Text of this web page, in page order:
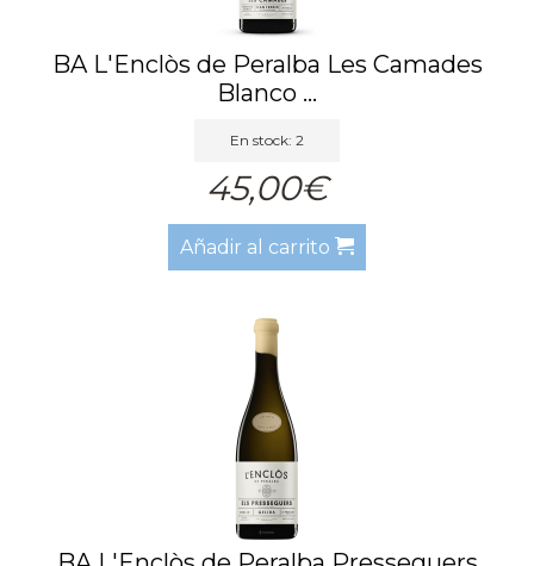
BA L'Enclòs de Peralba Les Camades
Blanco ...
En stock: 2
45,00€
Añadir al carrito